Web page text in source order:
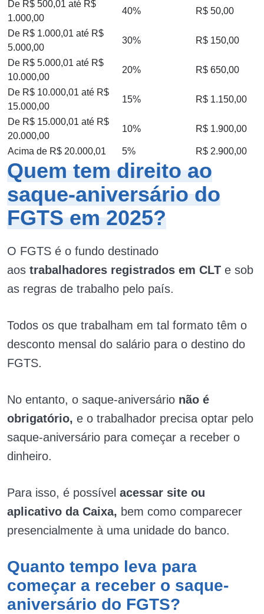
De R$ 500,01 até R$
1.000,00
40% R$ 50,00
De R$ 1.000,01 até R$
5.000,00
30% R$ 150,00
De R$ 5.000,01 até R$
10.000,00
20% R$ 650,00
De R$ 10.000,01 até R$
15.000,00
15% R$ 1.150,00
De R$ 15.000,01 até R$
20.000,00
10% R$ 1.900,00
Acima de R$ 20.000,01 5% R$ 2.900,00
Quem tem direito ao
saque-aniversário do
FGTS em 2025?
O FGTS é o fundo destinado
aos trabalhadores registrados em CLT e sob
as regras de trabalho pelo país.
Todos os que trabalham em tal formato têm o
desconto mensal do salário para o destino do
FGTS.
No entanto, o saque-aniversário não é
obrigatório, e o trabalhador precisa optar pelo
saque-aniversário para começar a receber o
dinheiro.
Para isso, é possível acessar site ou
aplicativo da Caixa, bem como comparecer
presencialmente à uma unidade do banco.
Quanto tempo leva para
começar a receber o saque-
aniversário do FGTS?